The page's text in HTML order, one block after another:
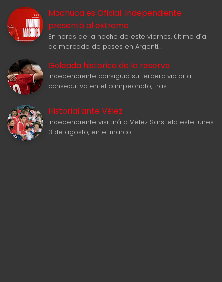
Machuca es Oficial: Independiente
presentó al extremo
En horas de la noche de este viernes, último día
de mercado de pases en Argenti…
Goleada historica de la reserva
Independiente consiguió su tercera victoria
consecutiva en el campeonato, tras …
Historial ante Vélez
Independiente visitará a Vélez Sarsfield este lunes
3 de agosto, en el marco …